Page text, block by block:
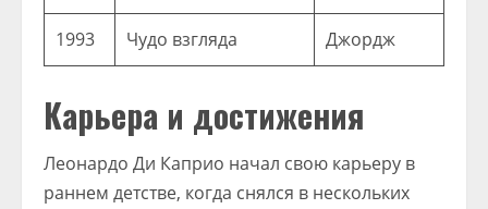
1993 Чудо взгляда Джордж
Карьера и достижения
Леонардо Ди Каприо начал свою карьеру в
раннем детстве, когда снялся в нескольких